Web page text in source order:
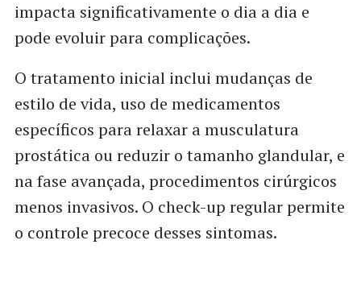
impacta significativamente o dia a dia e
pode evoluir para complicações.
O tratamento inicial inclui mudanças de
estilo de vida, uso de medicamentos
específicos para relaxar a musculatura
prostática ou reduzir o tamanho glandular, e
na fase avançada, procedimentos cirúrgicos
menos invasivos. O check-up regular permite
o controle precoce desses sintomas.